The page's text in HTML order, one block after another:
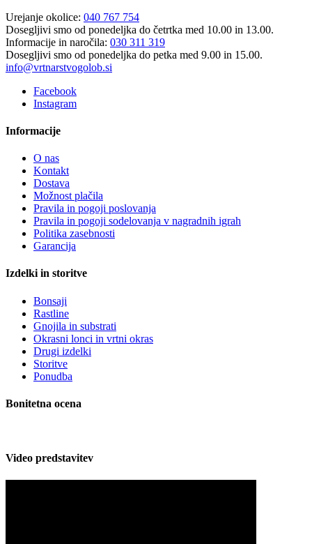
Urejanje okolice: 040 767 754
Dosegljivi smo od ponedeljka do četrtka med 10.00 in 13.00.
Informacije in naročila: 030 311 319
Dosegljivi smo od ponedeljka do petka med 9.00 in 15.00.
info@vrtnarstvogolob.si
Facebook
Instagram
Informacije
O nas
Kontakt
Dostava
Možnost plačila
Pravila in pogoji poslovanja
Pravila in pogoji sodelovanja v nagradnih igrah
Politika zasebnosti
Garancija
Izdelki in storitve
Bonsaji
Rastline
Gnojila in substrati
Okrasni lonci in vrtni okras
Drugi izdelki
Storitve
Ponudba
Bonitetna ocena
Video predstavitev